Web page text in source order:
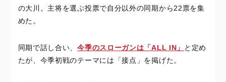
の大川。主将を選ぶ投票で自分以外の同期から22票を集
めた。
同期で話し合い、今季のスローガンは「ALL IN」
と定め
たが、今季初戦のテーマには「接点」を掲げた。